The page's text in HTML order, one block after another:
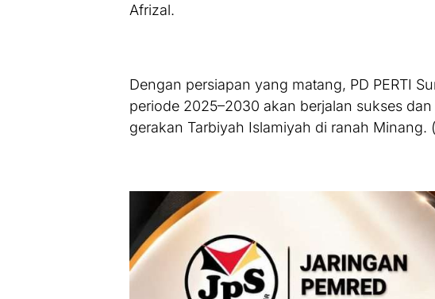
Afrizal.
Dengan persiapan yang matang, PD PERTI
periode 2025–2030 akan berjalan sukses
gerakan Tarbiyah Islamiyah di ranah Minang. (